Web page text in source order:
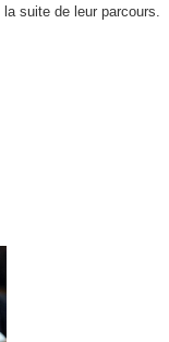
suite de leur parcours.